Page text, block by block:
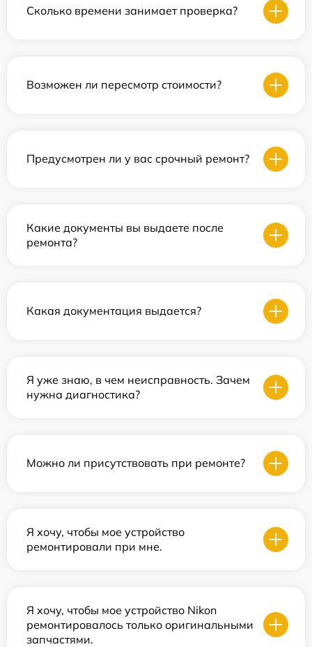
Сколько времени занимает проверка?
Возможен ли пересмотр стоимости?
Предусмотрен ли у вас срочный ремонт?
Какие документы вы выдаете после
ремонта?
Какая документация выдается?
Я уже знаю, в чем неисправность. Зачем
нужна диагностика?
Можно ли присутствовать при ремонте?
Я хочу, чтобы мое устройство
ремонтировали при мне.
Я хочу, чтобы мое устройство Nikon
ремонтировалось только оригинальными
запчастями.